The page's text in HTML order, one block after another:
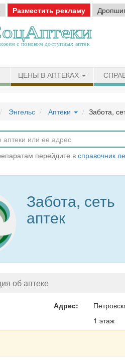
Разместить рекламу
ЦЕНЫ В АПТЕКАХ
Энгельс Аптеки Забота,
перейдите в справочник
Забота, сеть
аптек
об аптеке
Адрес:
1 этаж